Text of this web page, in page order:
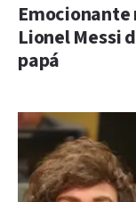
Emocionante
Lionel Messi
papá